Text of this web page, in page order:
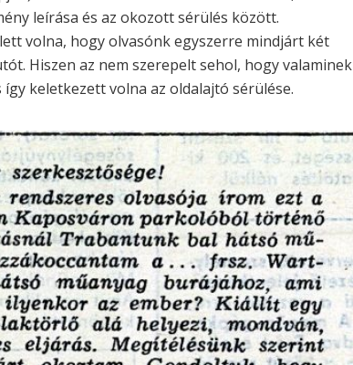
leírása és az okozott sérülés között.
volna, hogy olvasónk egyszerre mindjárt két
Hiszen az nem szerepelt sehol, hogy valaminek
keletkezett volna az oldalajtó sérülése.